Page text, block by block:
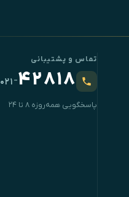
تماس و پشتیبانی
۴۲۸۱۸-۰۲۱
پاسخگویی همه‌روزه ۸ تا ۲۴